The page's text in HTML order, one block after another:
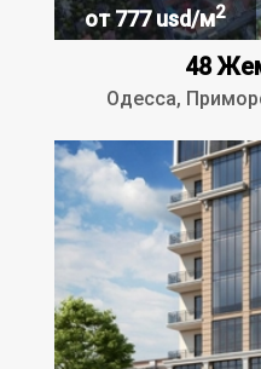
от 777 usd/м2
48
Одесса,